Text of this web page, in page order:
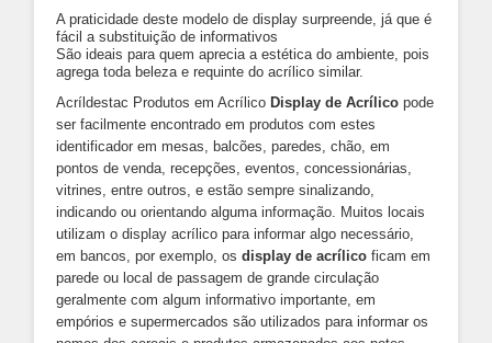
A praticidade deste modelo de display surpreende, já que é
fácil a substituição de informativos
São ideais para quem aprecia a estética do ambiente, pois
agrega toda beleza e requinte do acrílico similar.
Acríldestac Produtos em Acrílico Display de Acrílico pode
ser facilmente encontrado em produtos com estes
identificador em mesas, balcões, paredes, chão, em
pontos de venda, recepções, eventos, concessionárias,
vitrines, entre outros, e estão sempre sinalizando,
indicando ou orientando alguma informação. Muitos locais
utilizam o display acrílico para informar algo necessário,
em bancos, por exemplo, os display de acrílico ficam em
parede ou local de passagem de grande circulação
geralmente com algum informativo importante, em
empórios e supermercados são utilizados para informar os